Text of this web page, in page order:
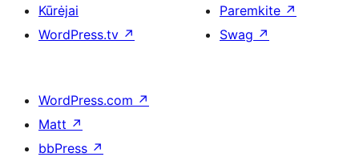
Kūrėjai
WordPress.tv ↗
Paremkite ↗
Swag ↗
WordPress.com ↗
Matt ↗
bbPress ↗